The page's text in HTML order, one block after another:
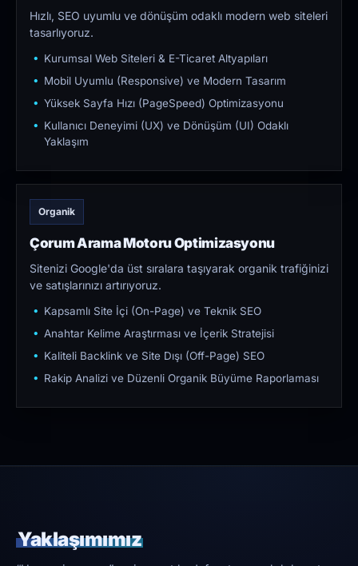
Hızlı, SEO uyumlu ve dönüşüm odaklı modern web siteleri
tasarlıyoruz.
Kurumsal Web Siteleri & E-Ticaret Altyapıları
Mobil Uyumlu (Responsive) ve Modern Tasarım
Yüksek Sayfa Hızı (PageSpeed) Optimizasyonu
Kullanıcı Deneyimi (UX) ve Dönüşüm (UI) Odaklı
Yaklaşım
Organik
Çorum Arama Motoru Optimizasyonu
Sitenizi Google'da üst sıralara taşıyarak organik trafiğinizi
ve satışlarınızı artırıyoruz.
Kapsamlı Site İçi (On-Page) ve Teknik SEO
Anahtar Kelime Araştırması ve İçerik Stratejisi
Kaliteli Backlink ve Site Dışı (Off-Page) SEO
Rakip Analizi ve Düzenli Organik Büyüme Raporlaması
Yaklaşımımız